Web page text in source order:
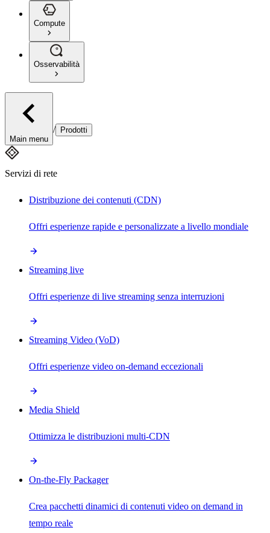
Compute
Osservabilità
Main menu
/ Prodotti
Servizi di rete
Distribuzione dei contenuti (CDN)
Offri esperienze rapide e personalizzate a livello mondiale
Streaming live
Offri esperienze di live streaming senza interruzioni
Streaming Video (VoD)
Offri esperienze video on-demand eccezionali
Media Shield
Ottimizza le distribuzioni multi-CDN
On-the-Fly Packager
Crea pacchetti dinamici di contenuti video on demand in
tempo reale